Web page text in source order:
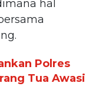
hal
Polres
Tua Awasi